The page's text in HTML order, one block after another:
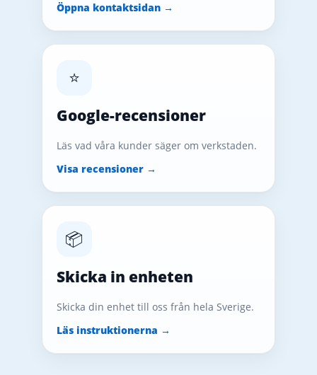
Öppna kontaktsidan →
⭐
Google-recensioner
Läs vad våra kunder säger om verkstaden.
Visa recensioner →
📦
Skicka in enheten
Skicka din enhet till oss från hela Sverige.
Läs instruktionerna →